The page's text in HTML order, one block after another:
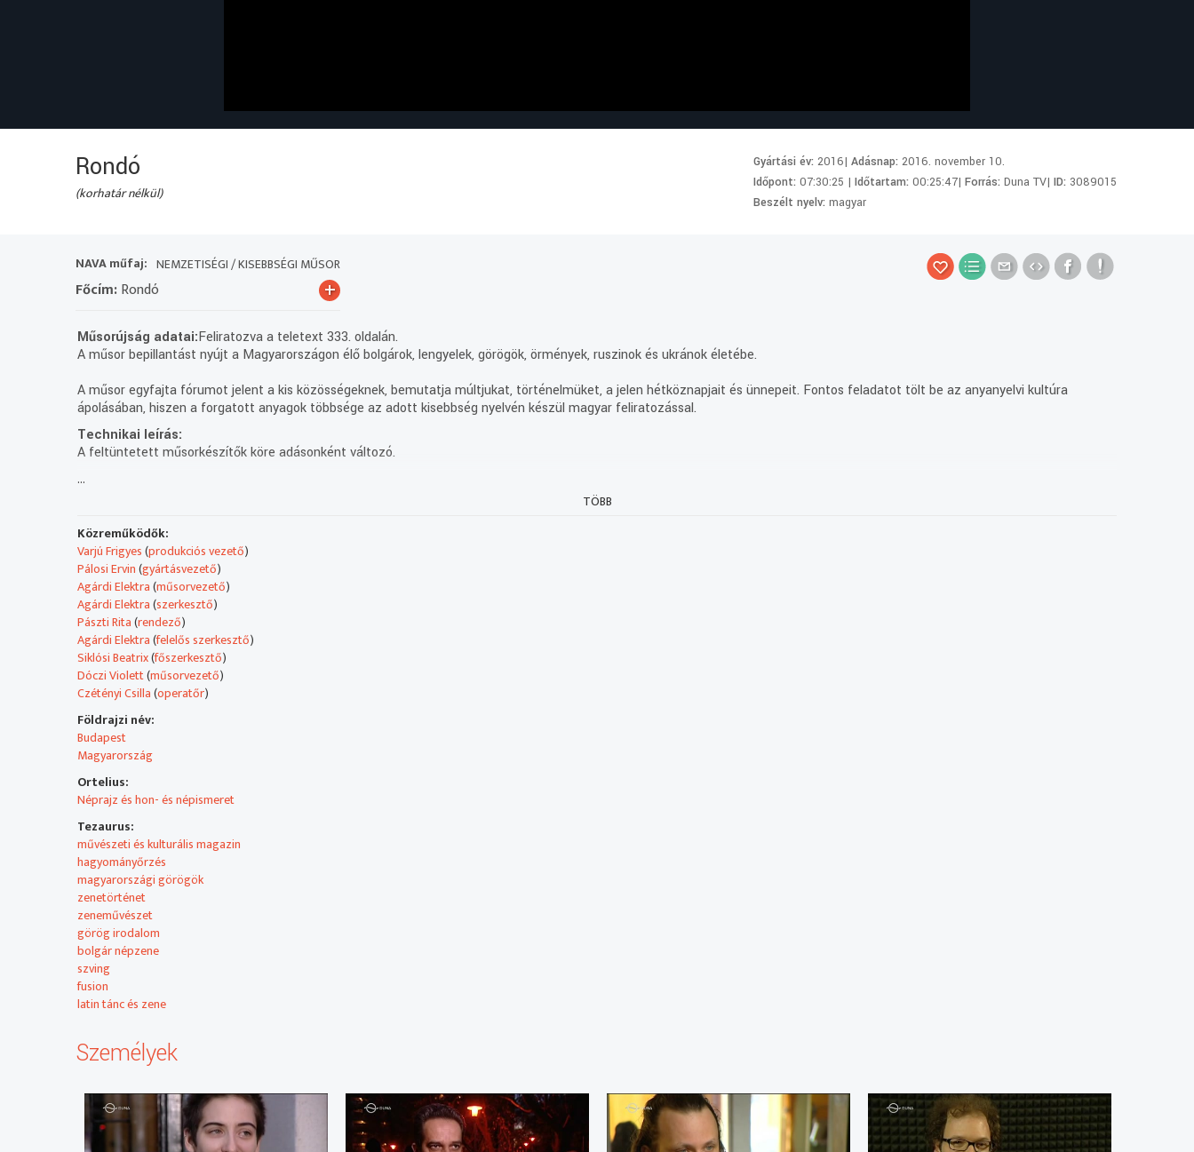
Rondó
(korhatár nélkül)
Gyártási év:2016|Adásnap:2016. november 10.
Időpont:07:30:25 |Időtartam:00:25:47|Forrás:Duna TV|ID: 3089015
Beszélt nyelv:magyar
NAVA műfaj: NEMZETISÉGI / KISEBBSÉGI MŰSOR
Főcím:Rondó +
Műsorújság adatai:Feliratozva a teletext 333. oldalán.
A műsor bepillantást nyújt a Magyarországon élő bolgárok, lengyelek, görögök, örmények, ruszinok és ukránok életébe.
A műsor egyfajta fórumot jelent a kis közösségeknek, bemutatja múltjukat, történelmüket, a jelen hétköznapjait és ünnepeit. Fontos feladatot tölt be az anyanyelvi kultúra
ápolásában, hiszen a forgatott anyagok többsége az adott kisebbség nyelvén készül magyar feliratozással.
Technikai leírás:
A feltüntetett műsorkészítők köre adásonként változó.
...
TÖBB
Közreműködők:
Varjú Frigyes(produkciós vezető)
Pálosi Ervin(gyártásvezető)
Agárdi Elektra(műsorvezető)
Agárdi Elektra(szerkesztő)
Pászti Rita(rendező)
Agárdi Elektra(felelős szerkesztő)
Siklósi Beatrix(főszerkesztő)
Dóczi Violett(műsorvezető)
Czétényi Csilla(operatőr)
Földrajzi név:
Budapest
Magyarország
Ortelius:
Néprajz és hon- és népismeret
Tezaurus:
művészeti és kulturális magazin
hagyományőrzés
magyarországi görögök
zenetörténet
zeneművészet
görög irodalom
bolgár népzene
szving
fusion
latin tánc és zene
Személyek